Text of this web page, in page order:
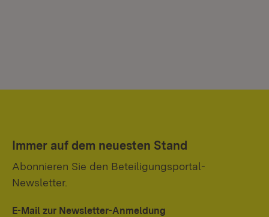
Immer auf dem neuesten Stand
Abonnieren Sie den Beteiligungsportal-
Newsletter.
E-Mail zur Newsletter-Anmeldung